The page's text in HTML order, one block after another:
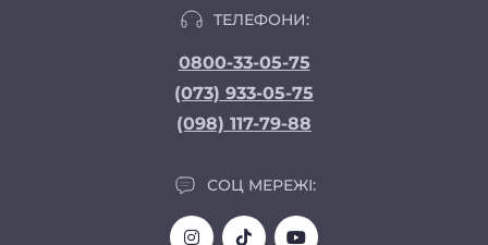
ТЕЛЕФОНИ:
0800-33-05-75
(073) 933-05-75
(098) 117-79-88
СОЦ МЕРЕЖІ: